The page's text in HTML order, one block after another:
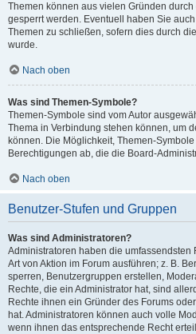
Themen können aus vielen Gründen
gesperrt werden. Eventuell haben Sie
Themen zu schließen, sofern dies durch
wurde.
Nach oben
Was sind Themen-Symbole?
Themen-Symbole sind vom Autor
Thema in Verbindung stehen können, um
können. Die Möglichkeit, Themen-
Berechtigungen ab, die die Board-
Nach oben
Benutzer-Stufen und Gruppen
Was sind Administratoren?
Administratoren haben die umfassendsten
Art von Aktion im Forum ausführen; z. B.
sperren, Benutzergruppen erstellen,
Rechte, die ein Administrator hat, sind
Rechte ihnen ein Gründer des Forums
hat. Administratoren können auch volle
wenn ihnen das entsprechende Recht